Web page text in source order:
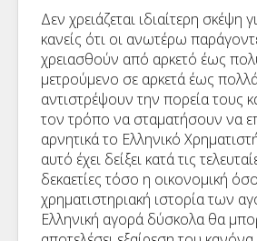
Δεν χρειάζεται ιδιαίτερη σκέψη
κανείς ότι οι ανωτέρω
χρειασθούν από αρκετό έως
μετρούμενο σε αρκετά έως
αντιστρέψουν την πορεία τους
τον τρόπο να σταματήσουν να
αρνητικά το Ελληνικό
αυτό έχει δείξει κατά τις
δεκαετίες τόσο η οικονομική
χρηματιστηριακή ιστορία των
Ελληνική αγορά δύσκολα θα